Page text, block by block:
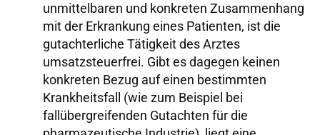
unmittelbaren und konkreten Zusammenhang
mit der Erkrankung eines Patienten, ist die
gutachterliche Tätigkeit des Arztes
umsatzsteuerfrei. Gibt es dagegen keinen
konkreten Bezug auf einen bestimmten
Krankheitsfall (wie zum Beispiel bei
fallübergreifenden Gutachten für die